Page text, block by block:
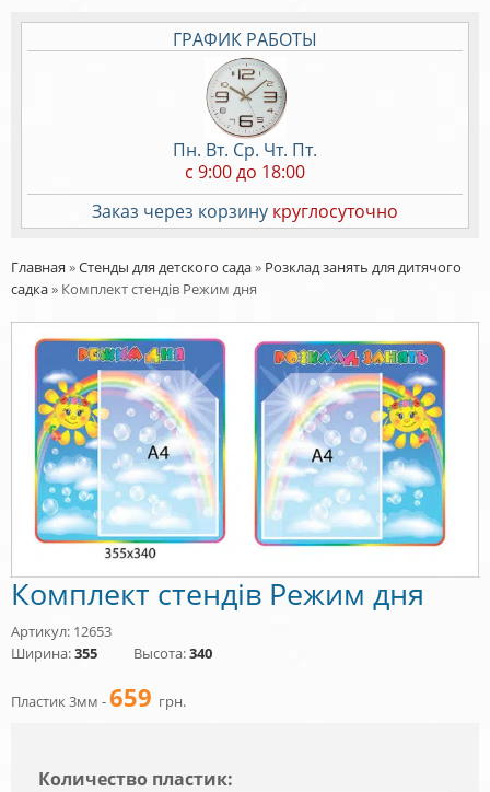
ГРАФИК РАБОТЫ
Пн. Вт. Ср. Чт. Пт.
c 9:00 до 18:00
Заказ через корзину круглосуточно
Главная »Стенды для детского сада» Розклад занять для дитячого
садка» Комплект стендів Режим дня
Комплект стендів Режим дня
Артикул: 12653
Ширина:355 Высота:340
Пластик 3мм -659 грн.
Количество пластик: